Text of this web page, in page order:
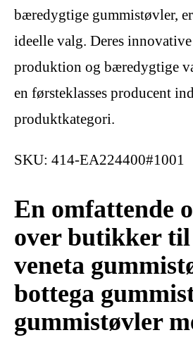
bæredygtige gummistøvler,
ideelle valg. Deres
produktion og bæredygtige
en førsteklasses producent
produktkategori.
SKU: 414-EA224400#1001
En omfattende
over butikker til
veneta
bottega
gummistøvler